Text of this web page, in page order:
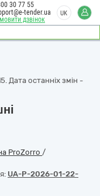
дзвінок
30 77 55
tender.ua
UK
Дата останніх змін -
ProZorro /
UA-P-2026-01-22-